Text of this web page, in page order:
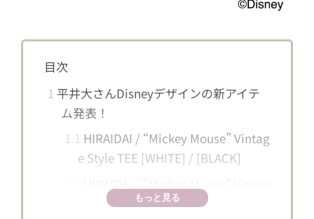
目次
1 平井大さんDisneyデザインの新アイテ
ム発表！
1.1 HIRAIDAI / “Mickey Mouse” Vintag
e Style TEE [WHITE] / [BLACK]
e Style LONGSLEEVE TEE [BLACK]
もっと見る